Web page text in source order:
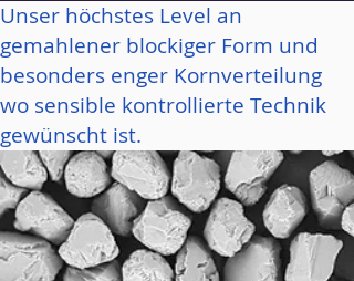
Unser höchstes Level an
gemahlener blockiger Form und
besonders enger Kornverteilung
wo sensible kontrollierte Technik
gewünscht ist.